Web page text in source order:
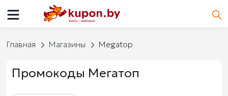
Главная Магазины Megatop
Промокоды Мегатоп